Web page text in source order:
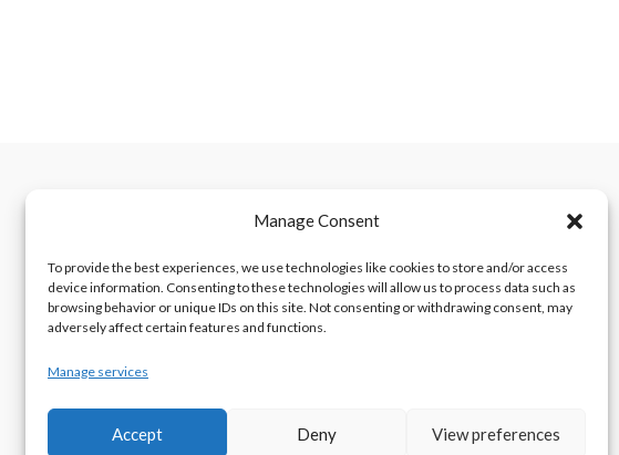
Manage Consent
To provide the best experiences, we use technologies like cookies to store and/or access
device information. Consenting to these technologies will allow us to process data such as
browsing behavior or unique IDs on this site. Not consenting or withdrawing consent, may
adversely affect certain features and functions.
Manage services
Accept Deny View preferences